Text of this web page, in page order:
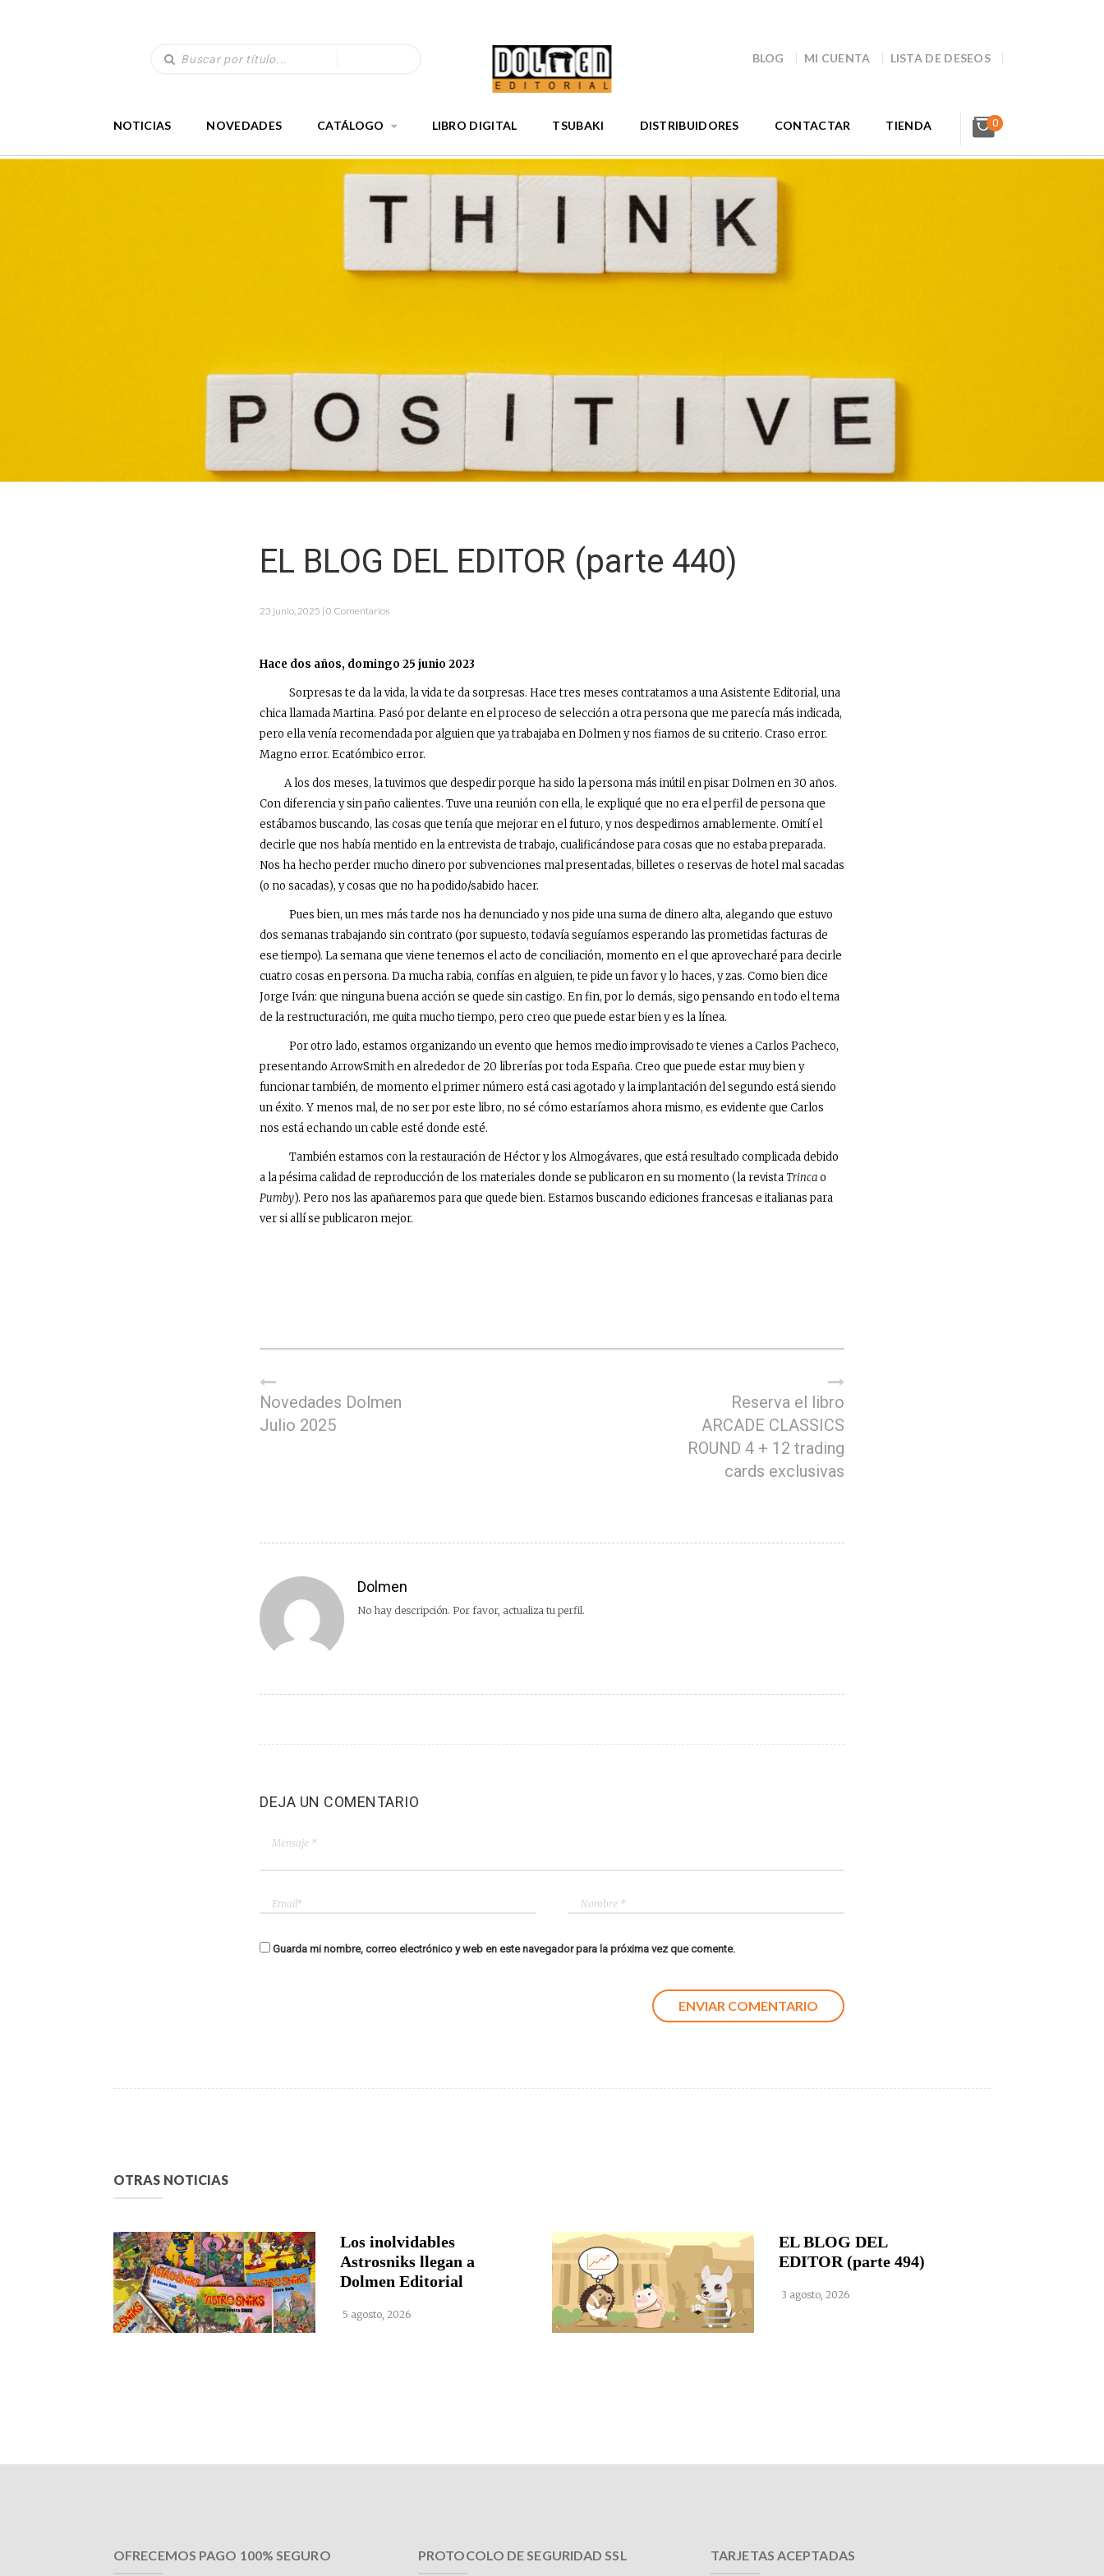
BLOG MI CUENTA LISTA DE DESEOS
NOTICIAS NOVEDADES CATÁLOGO LIBRO DIGITAL TSUBAKI DISTRIBUIDORES CONTACTAR TIENDA 0
EL BLOG DEL EDITOR (parte 440)
23 junio, 2025 | 0 Comentarios
Hace dos años, domingo 25 junio 2023
Sorpresas te da la vida, la vida te da sorpresas. Hace tres meses contratamos a una Asistente Editorial, una
chica llamada Martina. Pasó por delante en el proceso de selección a otra persona que me parecía más indicada,
pero ella venía recomendada por alguien que ya trabajaba en Dolmen y nos fiamos de su criterio. Craso error.
Magno error. Ecatómbico error.
A los dos meses, la tuvimos que despedir porque ha sido la persona más inútil en pisar Dolmen en 30 años.
Con diferencia y sin paño calientes. Tuve una reunión con ella, le expliqué que no era el perfil de persona que
estábamos buscando, las cosas que tenía que mejorar en el futuro, y nos despedimos amablemente. Omití el
decirle que nos había mentido en la entrevista de trabajo, cualificándose para cosas que no estaba preparada.
Nos ha hecho perder mucho dinero por subvenciones mal presentadas, billetes o reservas de hotel mal sacadas
(o no sacadas), y cosas que no ha podido/sabido hacer.
Pues bien, un mes más tarde nos ha denunciado y nos pide una suma de dinero alta, alegando que estuvo
dos semanas trabajando sin contrato (por supuesto, todavía seguíamos esperando las prometidas facturas de
ese tiempo). La semana que viene tenemos el acto de conciliación, momento en el que aprovecharé para decirle
cuatro cosas en persona. Da mucha rabia, confías en alguien, te pide un favor y lo haces, y zas. Como bien dice
Jorge Iván: que ninguna buena acción se quede sin castigo. En fin, por lo demás, sigo pensando en todo el tema
de la restructuración, me quita mucho tiempo, pero creo que puede estar bien y es la línea.
Por otro lado, estamos organizando un evento que hemos medio improvisado te vienes a Carlos Pacheco,
presentando ArrowSmithen alrededor de 20 librerías por toda España. Creo que puede estar muy bien y
funcionar también, de momento el primer número está casi agotado y la implantación del segundo está siendo
un éxito. Y menos mal, de no ser por este libro, no sé cómo estaríamos ahora mismo, es evidente que Carlos
nos está echando un cable esté donde esté.
También estamos con la restauración de Héctor y los Almogávares, que está resultado complicada debido
a la pésima calidad de reproducción de los materiales donde se publicaron en su momento (la revistaTrincao
Pumby). Pero nos las apañaremos para que quede bien. Estamos buscando ediciones francesas e italianas para
ver si allí se publicaron mejor.
Novedades Dolmen
Julio 2025
Reserva el libro
ARCADE CLASSICS
ROUND 4 + 12 trading
cards exclusivas
Dolmen
No hay descripción. Por favor, actualiza tu perfil.
DEJA UN COMENTARIO
Guarda mi nombre, correo electrónico y web en este navegador para la próxima vez que comente.
OTRAS NOTICIAS
Los inolvidables
Astrosniks llegan a
Dolmen Editorial
5 agosto, 2026
EL BLOG DEL
EDITOR (parte 494)
3 agosto, 2026
OFRECEMOS PAGO 100% SEGURO PROTOCOLO DE SEGURIDAD SSL TARJETAS ACEPTADAS